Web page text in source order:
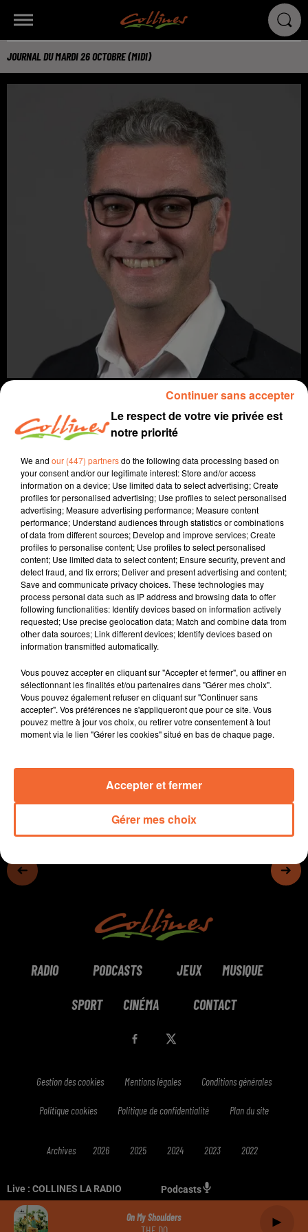
Live : COLLINES LA RADIO Podcasts
On My Shoulders
THE DO
JOURNAL DU MARDI 26 OCTOBRE (MIDI)
26 octobre 2021 - 13 min 14 sec
JOURNAL DU MARDI 26 OCTOBRE (MIDI)
Fabien Gazeau
L'info près de chez vous
Présenté par Fabien Gazeau
- Une partie du personnel de la résidence pour
personnes âgées Le Pompairain (Chatillon) est en
grève depuis une dizaine de jours.
- Les écologistes de la Région, Nicolas Gamache en
- Mauléon organise un forum autour de l'agenda 2030.
- Le Festival International du Film Ornithologique de
Ménigoute s'ouvre aujourd'hui.
- Le retour de l’opérette le WE prochain à Thouars !
RADIO PODCASTS JEUX MUSIQUE
SPORT CINÉMA CONTACT
Gestion des cookies Mentions légales Conditions générales
Politique cookies Politique de confidentialité Plan du site
Archives 2026 2025 2024 2023 2022
Le respect de votre vie privée est
notre priorité
We and our (447) partnersdo the following data processing based on
your consent and/or our legitimate interest: Store and/or access
information on a device; Use limited data to select advertising; Create
profiles for personalised advertising; Use profiles to select personalised
advertising; Measure advertising performance; Measure content
performance; Understand audiences through statistics or combinations
of data from different sources; Develop and improve services; Create
profiles to personalise content; Use profiles to select personalised
content; Use limited data to select content; Ensure security, prevent and
detect fraud, and fix errors; Deliver and present advertising and content;
Save and communicate privacy choices. These technologies may
process personal data such as IP address and browsing data to offer
following functionalities: Identify devices based on information actively
requested; Use precise geolocation data; Match and combine data from
other data sources; Link different devices; Identify devices based on
information transmitted automatically.
Vous pouvez accepter en cliquant sur "Accepter et fermer", ou affiner en
sélectionnant les finalités et/ou partenaires dans "Gérer mes choix".
Vous pouvez également refuser en cliquant sur "Continuer sans
accepter". Vos préférences ne s'appliqueront que pour ce site. Vous
pouvez mettre à jour vos choix, ou retirer votre consentement à tout
moment via le lien "Gérer les cookies" situé en bas de chaque page.
Gérer mes choix
Accepter et fermer
Continuer sans accepter